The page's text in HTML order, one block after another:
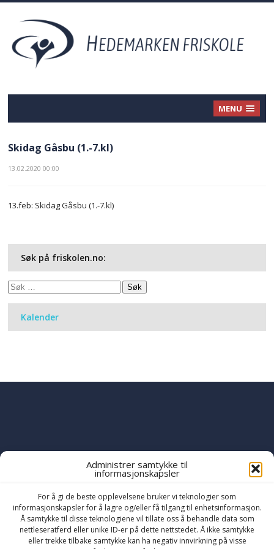
Administrer samtykke til
informasjonskapsler
For å gi de beste opplevelsene bruker vi teknologier som
informasjonskapsler for å lagre og/eller få tilgang til enhetsinformasjon.
Å samtykke til disse teknologiene vil tillate oss å behandle data som
nettleseratferd eller unike ID-er på dette nettstedet. Å ikke samtykke
eller trekke tilbake samtykke kan ha negativ innvirkning på visse
MENU
Skidag Gåsbu (1.-7.kl)
13.02.2020 00:00
13.feb: Skidag Gåsbu (1.-7.kl)
Søk på friskolen.no:
Søk
Kalender
OF MINISTRIES